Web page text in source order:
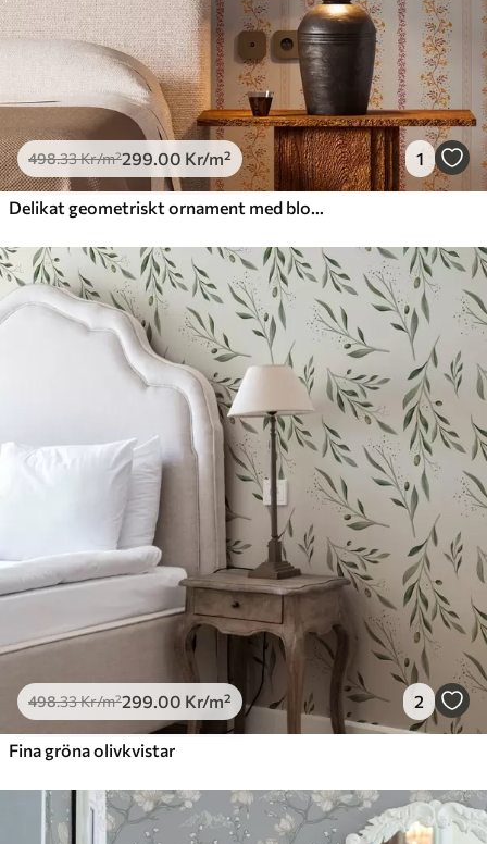
498.33Kr/m²299.00 Kr/m² 1
Delikat geometriskt ornament med blommor och växter
498.33Kr/m²299.00 Kr/m² 2
Fina gröna olivkvistar